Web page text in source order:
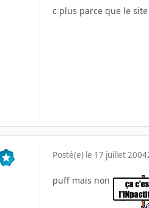
c plus parce que le
Posté(e) le 17 juillet 2004
puff mais non